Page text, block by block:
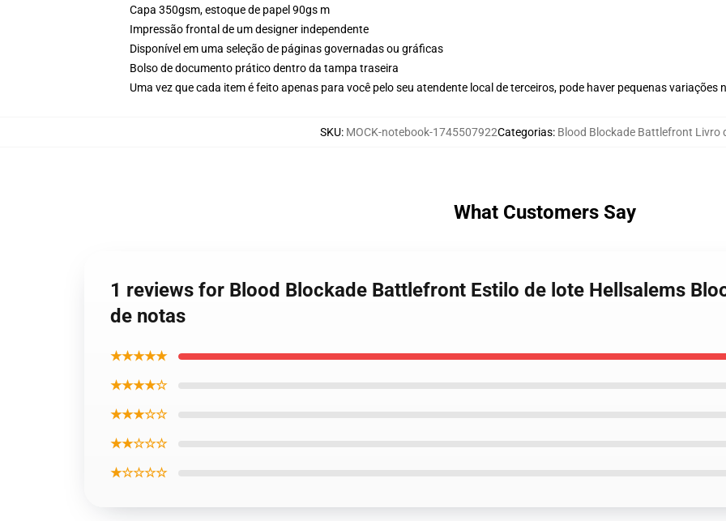
Capa 350gsm, estoque de papel 90gs m
Impressão frontal de um designer independente
Disponível em uma seleção de páginas governadas ou gráficas
Bolso de documento prático dentro da tampa traseira
Uma vez que cada item é feito apenas para você pelo seu atendente local de terceiros, pode haver pequenas variações
SKU: MOCK-notebook-1745507922Categorias: Blood Blockade Battlefront Livro
What Customers Say
1 reviews for Blood Blockade Battlefront Estilo de lote Hellsalems
de notas
★★★★★
★★★★☆
★★★☆☆
★★☆☆☆
★☆☆☆☆